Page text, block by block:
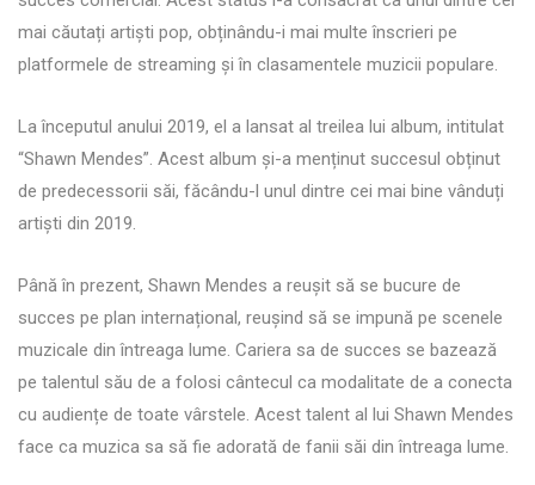
mai căutați artiști pop, obținându-i mai multe înscrieri pe
platformele de streaming și în clasamentele muzicii populare.
La începutul anului 2019, el a lansat al treilea lui album, intitulat
“Shawn Mendes”. Acest album și-a menținut succesul obținut
de predecessorii săi, făcându-l unul dintre cei mai bine vânduți
artiști din 2019.
Până în prezent, Shawn Mendes a reușit să se bucure de
succes pe plan internațional, reușind să se impună pe scenele
muzicale din întreaga lume. Cariera sa de succes se bazează
pe talentul său de a folosi cântecul ca modalitate de a conecta
cu audiențe de toate vârstele. Acest talent al lui Shawn Mendes
face ca muzica sa să fie adorată de fanii săi din întreaga lume.